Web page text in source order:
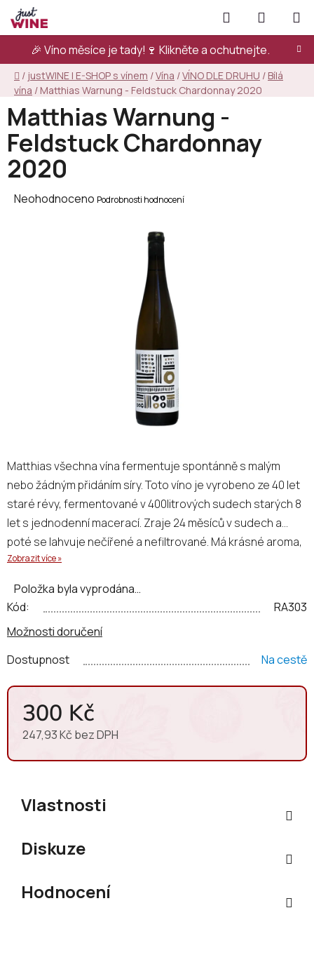
Přejít
na
obsah
🎉 Víno měsíce je tady!🍷 Klikněte a ochutnejte.
Hledat
KOŠÍK
Domů
/ justWINE | E-SHOP s vínem /Vína /VÍNO DLE DRUHU / Bílá
vína / Matthias Warnung - Feldstuck Chardonnay 2020
Matthias všechna vína fermentuje spontánně s malým
nebo žádným přidáním síry. Toto víno je vyrobeno ze 40 let
staré révy, fermentované v 400litrových sudech starých 8
let s jednodenní macerací. Zraje 24 měsíců v sudech a
poté se lahvuje nečířené a nefiltrované. Má krásné aroma,
které potřebuje trochu času, aby skutečně ukázalo svou
krásně integrovaná kvasnicová vůně z 24 měsíců sur-lie.
Na patře je lehké tělo s jemnou pichlavou kyselinkou. Chuť
je lehká a elegantní, přináší citrónovou šťávu, citronovou
kůru, čerstvé světlé bylinky, meloun. Závěr je dlouhý se
Zobrazit více »
Položka byla vyprodána…
Dostupnost Na cestě
Možnosti doručení
Kód: RA303
300 Kč
247,93 Kč bez DPH
Měrná cena:
Matthias Warnung -
Feldstuck Chardonnay
2020
Průměrné
Neohodnoceno Podrobnosti hodnocení
Vlastnosti
Diskuze
Hodnocení